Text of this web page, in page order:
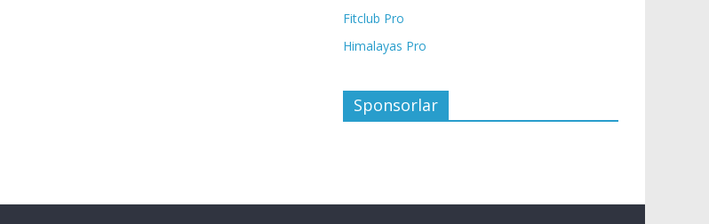
Fitclub Pro
Himalayas Pro
Sponsorlar